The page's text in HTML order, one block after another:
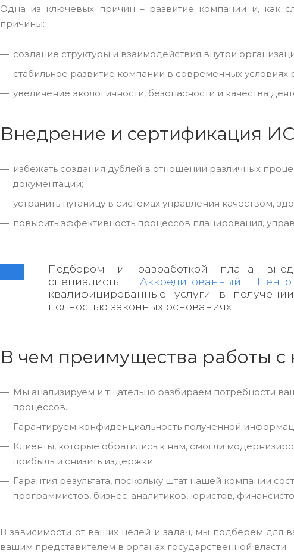
Одна из ключевых причин – развитие компании и, как
причины:
создание структуры и взаимодействия внутри
стабильное развитие компании в современных условиях
увеличение экологичности, безопасности и качества
Внедрение и сертификация
избежать создания дублей в отношении различных
документации;
устранить путаницу в системах управления качеством,
повысить эффективность процессов планирования,
Подбором и разработкой плана
специалисты. Аккредитованный
квалифицированные услуги в
полностью законных основаниях!
В чем преимущества работы с
Мы анализируем и тщательно разбираем потребности
процессов.
Гарантируем конфиденциальность полученной
Клиенты, которые обратились к нам, смогли
прибыль и снизить издержки.
Гарантия результата, поскольку штат нашей компании
программистов, бизнес-аналитиков, юристов,
В зависимости от ваших целей и задач, мы подберем для
вашим представителем в органах государственной власти.